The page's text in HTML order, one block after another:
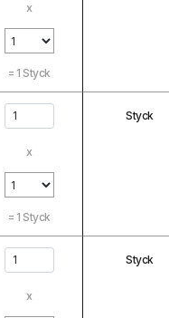
x
= 1 Styck
x
= 1 Styck
Styck
x
Styck